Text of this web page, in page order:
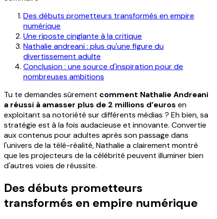
Des débuts prometteurs transformés en empire
numérique
Une riposte cinglante à la critique
Nathalie andreani : plus qu'une figure du
divertissement adulte
Conclusion : une source d'inspiration pour de
nombreuses ambitions
Tu te demandes sûrement comment Nathalie Andreani
a réussi à amasser plus de 2 millions d’euros en
exploitant sa notoriété sur différents médias ? Eh bien, sa
stratégie est à la fois audacieuse et innovante. Convertie
aux contenus pour adultes après son passage dans
l'univers de la télé-réalité, Nathalie a clairement montré
que les projecteurs de la célébrité peuvent illuminer bien
d'autres voies de réussite.
Des débuts prometteurs
transformés en empire numérique